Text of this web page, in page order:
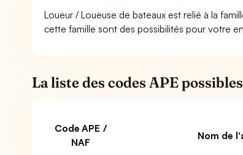
Loueur / Loueuse de bateaux est relié à la
cette famille sont des possibilités pour votre
La liste des codes APE
Code APE /
NAF
Nom de